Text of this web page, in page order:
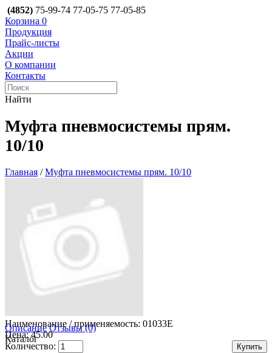
(4852) 75-99-74 77-05-75 77-05-85
Корзина 0
Продукция
Прайс-листы
Акции
О компании
Контакты
Найти
Муфта пневмосистемы прям.
10/10
Главная /Муфта пневмосистемы прям. 10/10
Наименование / применяемость: 01033E
Цена: 45.00
Количество:
Описание Отзывы (0)
Каталог